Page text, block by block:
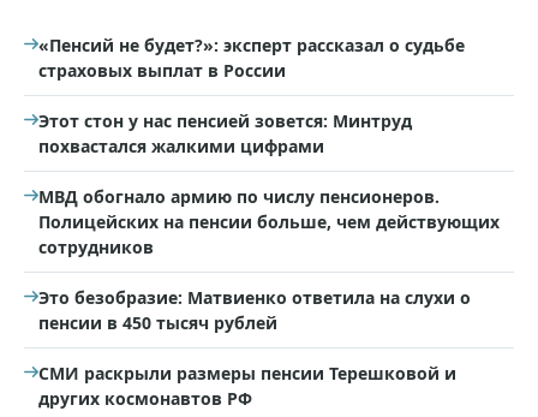
«Пенсий не будет?»: эксперт рассказал о судьбе
страховых выплат в России
Этот стон у нас пенсией зовется: Минтруд
похвастался жалкими цифрами
МВД обогнало армию по числу пенсионеров.
Полицейских на пенсии больше, чем действующих
сотрудников
Это безобразие: Матвиенко ответила на слухи о
пенсии в 450 тысяч рублей
СМИ раскрыли размеры пенсии Терешковой и
других космонавтов РФ